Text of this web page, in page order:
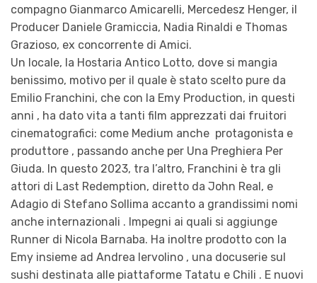
compagno Gianmarco Amicarelli, Mercedesz Henger, il
Producer Daniele Gramiccia, Nadia Rinaldi e Thomas
Grazioso, ex concorrente di Amici.
Un locale, la Hostaria Antico Lotto, dove si mangia
benissimo, motivo per il quale è stato scelto pure da
Emilio Franchini, che con la Emy Production, in questi
anni , ha dato vita a tanti film apprezzati dai fruitori
cinematografici: come Medium anche protagonista e
produttore , passando anche per Una Preghiera Per
Giuda. In questo 2023, tra l’altro, Franchini è tra gli
attori di Last Redemption, diretto da John Real, e
Adagio di Stefano Sollima accanto a grandissimi nomi
anche internazionali . Impegni ai quali si aggiunge
Runner di Nicola Barnaba. Ha inoltre prodotto con la
Emy insieme ad Andrea Iervolino , una docuserie sul
sushi destinata alle piattaforme Tatatu e Chili . E nuovi